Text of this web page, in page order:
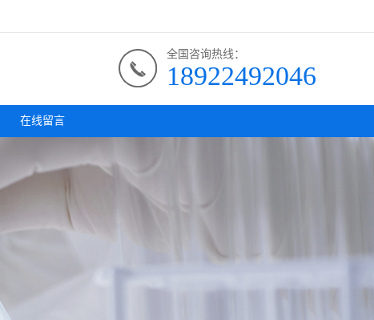
全国咨询热线：
18922492046
在线留言